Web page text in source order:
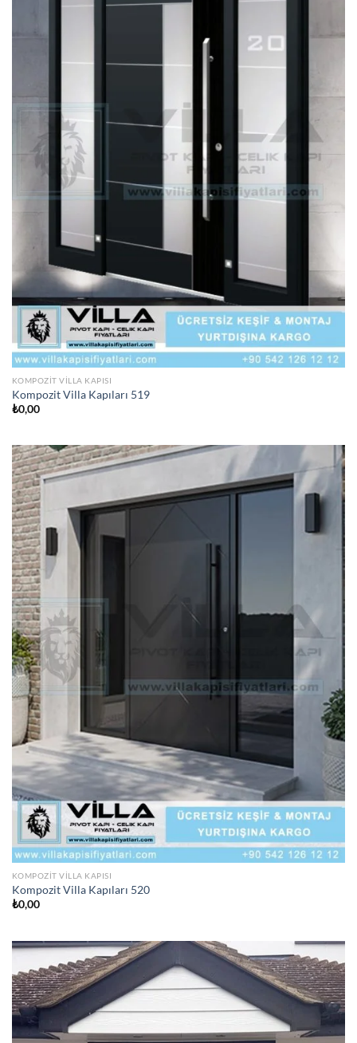
KOMPOZIT VILLA KAPISI
Kompozit Villa Kapıları 519
₺0,00
KOMPOZIT VILLA KAPISI
Kompozit Villa Kapıları 520
₺0,00